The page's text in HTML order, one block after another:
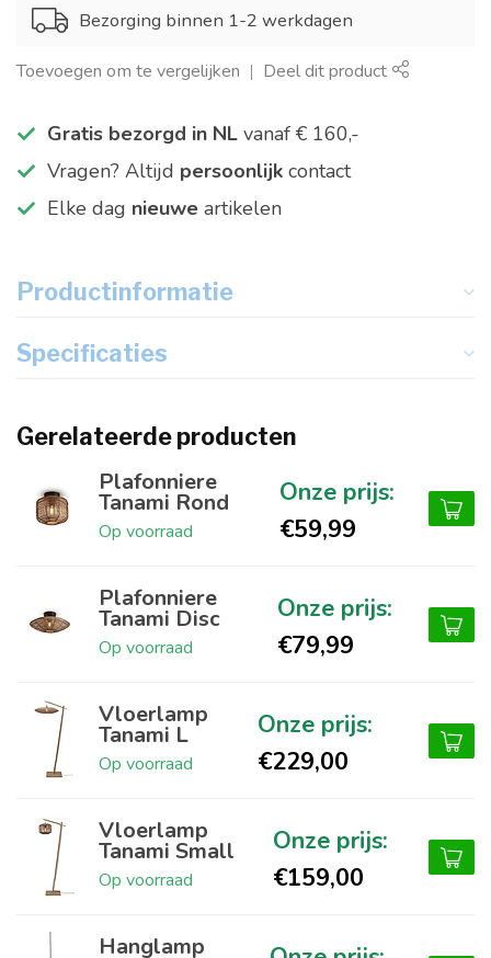
Bezorging binnen 1-2 werkdagen
Toevoegen om te vergelijken Deel dit product
Gratis bezorgd in NL vanaf € 160,-
Vragen? Altijd persoonlijk contact
Elke dag nieuwe artikelen
Productinformatie
Specificaties
Gerelateerde producten
Plafonniere
Tanami Rond
Op voorraad €59,99
Plafonniere
Tanami Disc
Op voorraad €79,99
Vloerlamp
Tanami L
Op voorraad €229,00
Vloerlamp
Tanami Small
Op voorraad €159,00
Hanglamp